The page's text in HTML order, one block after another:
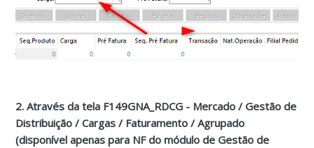
2. Através da tela F149GNA_RDCG - Mercado / Gestão de
Distribuição / Cargas / Faturamento / Agrupado
(disponível apenas para NF do módulo de Gestão de